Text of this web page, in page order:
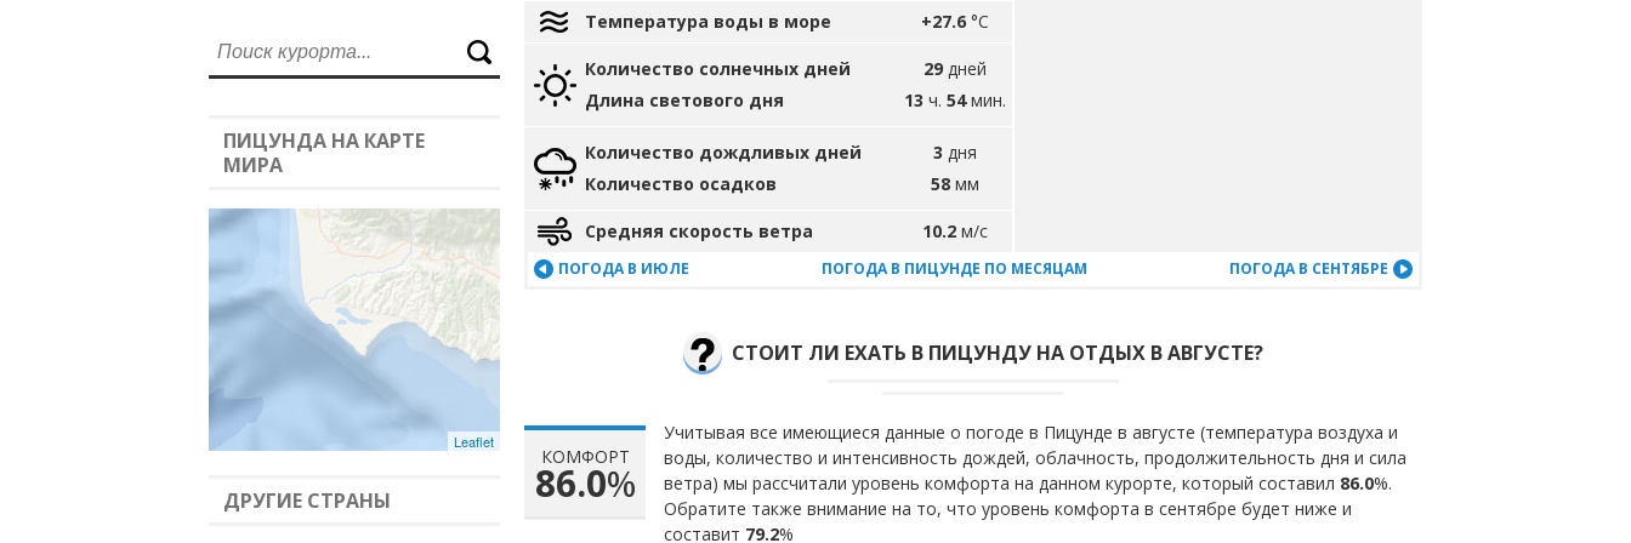
ПИЦУНДА НА КАРТЕ
МИРА
Leaflet
ДРУГИЕ СТРАНЫ
Температура воды в море +27.6 °C
Количество солнечных дней
Длина светового дня
29 дней
13 ч. 54мин.
Количество дождливых дней
Количество осадков
3 дня
58 мм
Средняя скорость ветра 10.2 м/с
ПОГОДА В ИЮЛЕ ПОГОДА В ПИЦУНДЕ ПО МЕСЯЦАМ ПОГОДА В СЕНТЯБРЕ
СТОИТ ЛИ ЕХАТЬ В ПИЦУНДУ НА ОТДЫХ В АВГУСТЕ?
КОМФОРТ
86.0%
Учитывая все имеющиеся данные о погоде в Пицунде в августе (температура воздуха и
воды, количество и интенсивность дождей, облачность, продолжительность дня и сила
ветра) мы рассчитали уровень комфорта на данном курорте, который составил 86.0%.
Обратите также внимание на то, что уровень комфорта в сентябре будет ниже и
составит 79.2%